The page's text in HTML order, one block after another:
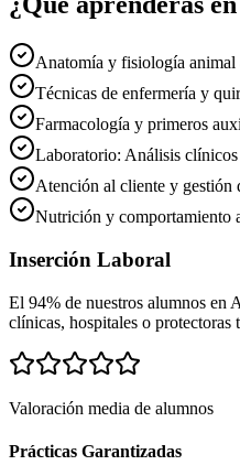
Anatomía y fisiología animal
Técnicas de enfermería y
Farmacología y primeros
Laboratorio: Análisis
Atención al cliente y gestión
Nutrición y comportamiento
Inserción Laboral
El 94% de nuestros alumnos en
clínicas, hospitales o protectoras
Valoración media de alumnos
Prácticas Garantizadas